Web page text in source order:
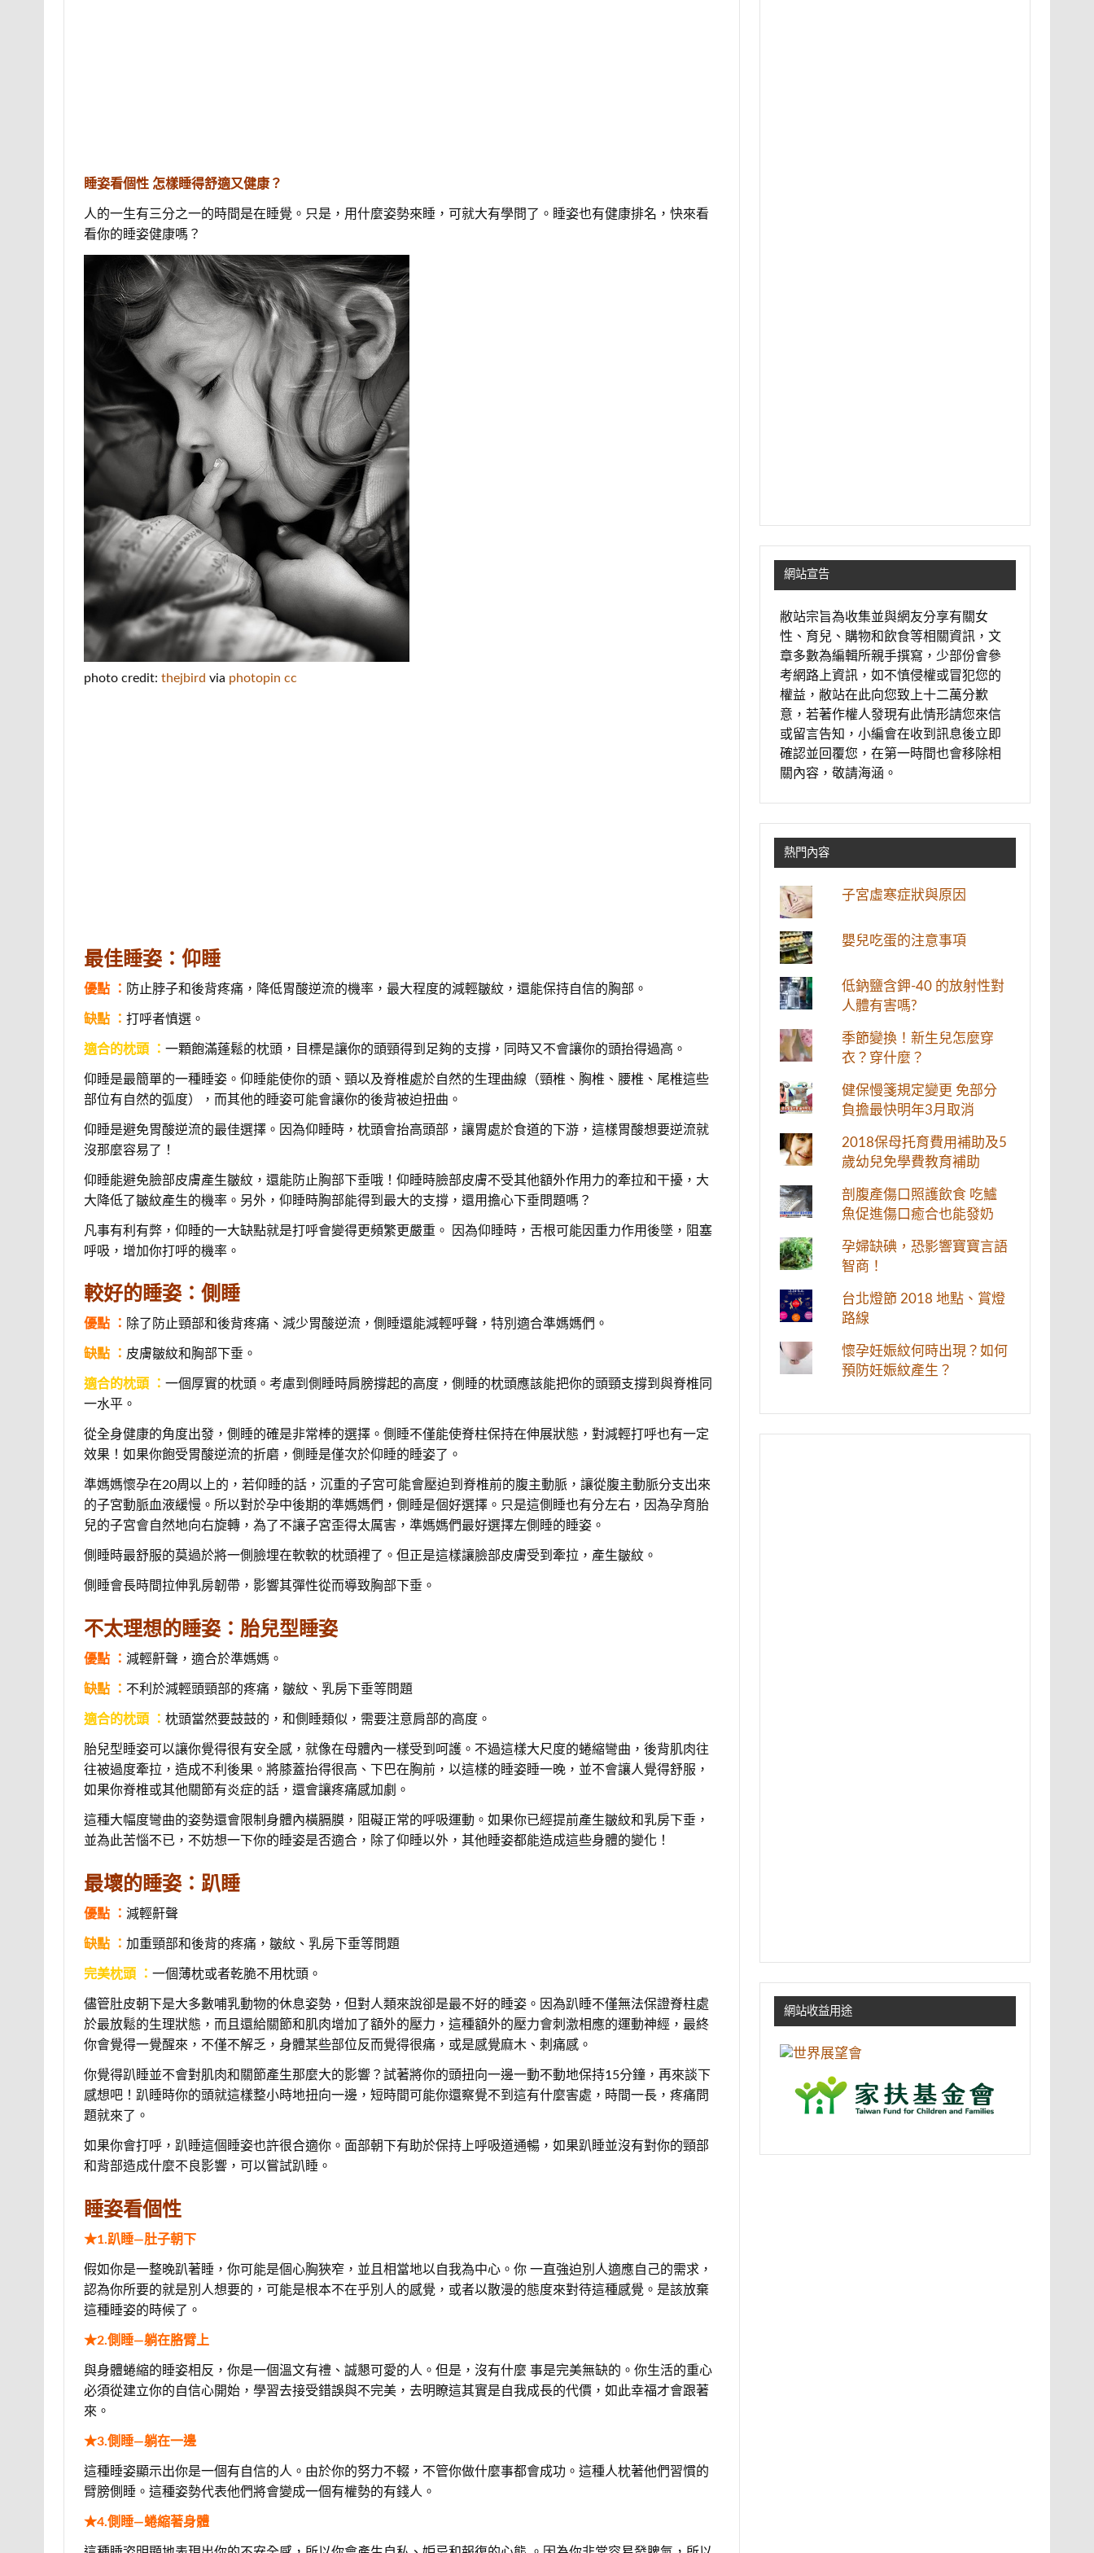
睡姿看個性 怎樣睡得舒適又健康？
人的一生有三分之一的時間是在睡覺。只是，用什麼姿勢來睡，可就大有學問了。睡姿也有健康排名，快來看
看你的睡姿健康嗎？
photo credit: thejbird via photopin cc
最佳睡姿：仰睡
優點 ： 防止脖子和後背疼痛，降低胃酸逆流的機率，最大程度的減輕皺紋，還能保持自信的胸部。
缺點 ： 打呼者慎選。
適合的枕頭 ： 一顆飽滿蓬鬆的枕頭，目標是讓你的頭頸得到足夠的支撐，同時又不會讓你的頭抬得過高。
仰睡是最簡單的一種睡姿。仰睡能使你的頭、頸以及脊椎處於自然的生理曲線（頸椎、胸椎、腰椎、尾椎這些
部位有自然的弧度），而其他的睡姿可能會讓你的後背被迫扭曲。
仰睡是避免胃酸逆流的最佳選擇。因為仰睡時，枕頭會抬高頭部，讓胃處於食道的下游，這樣胃酸想要逆流就
沒那麼容易了！
仰睡能避免臉部皮膚產生皺紋，還能防止胸部下垂哦！仰睡時臉部皮膚不受其他額外作用力的牽拉和干擾，大
大降低了皺紋產生的機率。另外，仰睡時胸部能得到最大的支撐，還用擔心下垂問題嗎？
凡事有利有弊，仰睡的一大缺點就是打呼會變得更頻繁更嚴重。 因為仰睡時，舌根可能因重力作用後墜，阻塞
呼吸，增加你打呼的機率。
較好的睡姿：側睡
優點 ： 除了防止頸部和後背疼痛、減少胃酸逆流，側睡還能減輕呼聲，特別適合準媽媽們。
缺點 ： 皮膚皺紋和胸部下垂。
適合的枕頭 ： 一個厚實的枕頭。考慮到側睡時肩膀撐起的高度，側睡的枕頭應該能把你的頭頸支撐到與脊椎同
一水平。
從全身健康的角度出發，側睡的確是非常棒的選擇。側睡不僅能使脊柱保持在伸展狀態，對減輕打呼也有一定
效果！如果你飽受胃酸逆流的折磨，側睡是僅次於仰睡的睡姿了。
準媽媽懷孕在20周以上的，若仰睡的話，沉重的子宮可能會壓迫到脊椎前的腹主動脈，讓從腹主動脈分支出來
的子宮動脈血液緩慢。所以對於孕中後期的準媽媽們，側睡是個好選擇。只是這側睡也有分左右，因為孕育胎
兒的子宮會自然地向右旋轉，為了不讓子宮歪得太厲害，準媽媽們最好選擇左側睡的睡姿。
側睡時最舒服的莫過於將一側臉埋在軟軟的枕頭裡了。但正是這樣讓臉部皮膚受到牽拉，產生皺紋。
側睡會長時間拉伸乳房韌帶，影響其彈性從而導致胸部下垂。
不太理想的睡姿：胎兒型睡姿
優點 ： 減輕鼾聲，適合於準媽媽。
缺點 ： 不利於減輕頭頸部的疼痛，皺紋、乳房下垂等問題
適合的枕頭 ： 枕頭當然要鼓鼓的，和側睡類似，需要注意肩部的高度。
胎兒型睡姿可以讓你覺得很有安全感，就像在母體內一樣受到呵護。不過這樣大尺度的蜷縮彎曲，後背肌肉往
往被過度牽拉，造成不利後果。將膝蓋抬得很高、下巴在胸前，以這樣的睡姿睡一晚，並不會讓人覺得舒服，
如果你脊椎或其他關節有炎症的話，還會讓疼痛感加劇。
這種大幅度彎曲的姿勢還會限制身體內橫膈膜，阻礙正常的呼吸運動。如果你已經提前產生皺紋和乳房下垂，
並為此苦惱不已，不妨想一下你的睡姿是否適合，除了仰睡以外，其他睡姿都能造成這些身體的變化！
最壞的睡姿：趴睡
優點 ： 減輕鼾聲
缺點 ： 加重頸部和後背的疼痛，皺紋、乳房下垂等問題
完美枕頭 ： 一個薄枕或者乾脆不用枕頭。
儘管肚皮朝下是大多數哺乳動物的休息姿勢，但對人類來說卻是最不好的睡姿。因為趴睡不僅無法保證脊柱處
於最放鬆的生理狀態，而且還給關節和肌肉增加了額外的壓力，這種額外的壓力會刺激相應的運動神經，最終
你會覺得一覺醒來，不僅不解乏，身體某些部位反而覺得很痛，或是感覺麻木、刺痛感。
你覺得趴睡並不會對肌肉和關節產生那麼大的影響？試著將你的頭扭向一邊一動不動地保持15分鐘，再來談下
感想吧！趴睡時你的頭就這樣整小時地扭向一邊，短時間可能你還察覺不到這有什麼害處，時間一長，疼痛問
題就來了。
如果你會打呼，趴睡這個睡姿也許很合適你。面部朝下有助於保持上呼吸道通暢，如果趴睡並沒有對你的頸部
和背部造成什麼不良影響，可以嘗試趴睡。
睡姿看個性
★1.趴睡—肚子朝下
假如你是一整晚趴著睡，你可能是個心胸狹窄，並且相當地以自我為中心。你 一直強迫別人適應自己的需求，
認為你所要的就是別人想要的，可能是根本不在乎別人的感覺，或者以散漫的態度來對待這種感覺。是該放棄
這種睡姿的時候了。
★2.側睡—躺在胳臂上
與身體蜷縮的睡姿相反，你是一個溫文有禮、誠懇可愛的人。但是，沒有什麼 事是完美無缺的。你生活的重心
必須從建立你的自信心開始，學習去接受錯誤與不完美，去明瞭這其實是自我成長的代價，如此幸福才會跟著
來。
★3.側睡—躺在一邊
這種睡姿顯示出你是一個有自信的人。由於你的努力不輟，不管你做什麼事都會成功。這種人枕著他們習慣的
臂膀側睡。這種姿勢代表他們將會變成一個有權勢的有錢人。
★4.側睡—蜷縮著身體
網站宣告
敝站宗旨為收集並與網友分享有關女
性、育兒、購物和飲食等相關資訊，文
章多數為編輯所親手撰寫，少部份會參
考網路上資訊，如不慎侵權或冒犯您的
權益，敝站在此向您致上十二萬分歉
意，若著作權人發現有此情形請您來信
或留言告知，小編會在收到訊息後立即
確認並回覆您，在第一時間也會移除相
關內容，敬請海涵。
熱門內容
子宮虛寒症狀與原因
嬰兒吃蛋的注意事項
低鈉鹽含鉀-40 的放射性對
人體有害嗎?
季節變換！新生兒怎麼穿
衣？穿什麼？
健保慢箋規定變更 免部分
負擔最快明年3月取消
2018保母托育費用補助及5
歲幼兒免學費教育補助
剖腹產傷口照護飲食 吃鱸
魚促進傷口癒合也能發奶
孕婦缺碘，恐影響寶寶言語
智商！
台北燈節 2018 地點、賞燈
路線
懷孕妊娠紋何時出現？如何
預防妊娠紋產生？
網站收益用途